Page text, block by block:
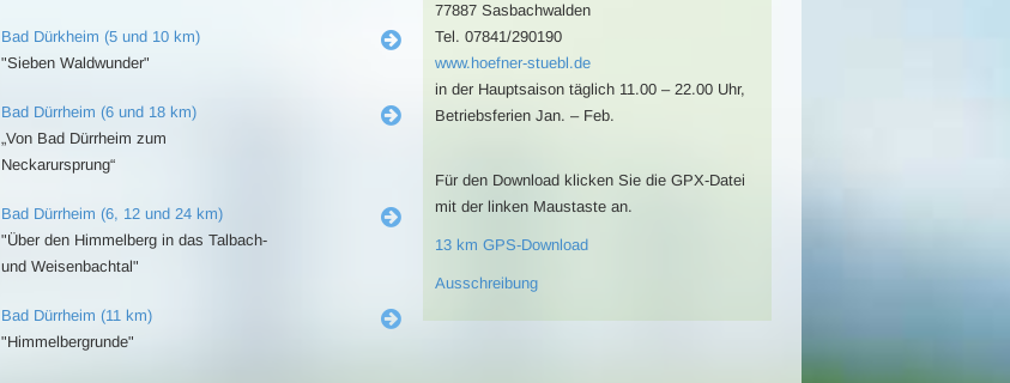
Bad Dürkheim (5 und 10 km)
"Sieben Waldwunder"
Bad Dürrheim (6 und 18 km)
„Von Bad Dürrheim zum
Neckarursprung“
Bad Dürrheim (6, 12 und 24 km)
"Über den Himmelberg in das Talbach-
und Weisenbachtal"
Bad Dürrheim (11 km)
"Himmelbergrunde"
77887 Sasbachwalden
Tel. 07841/290190
www.hoefner-stuebl.de
in der Hauptsaison täglich 11.00 – 22.00 Uhr,
Betriebsferien Jan. – Feb.
Für den Download klicken Sie die GPX-Datei
mit der linken Maustaste an.
13 km GPS-Download
Ausschreibung